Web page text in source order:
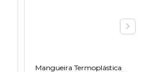
Mangueira Termoplástica